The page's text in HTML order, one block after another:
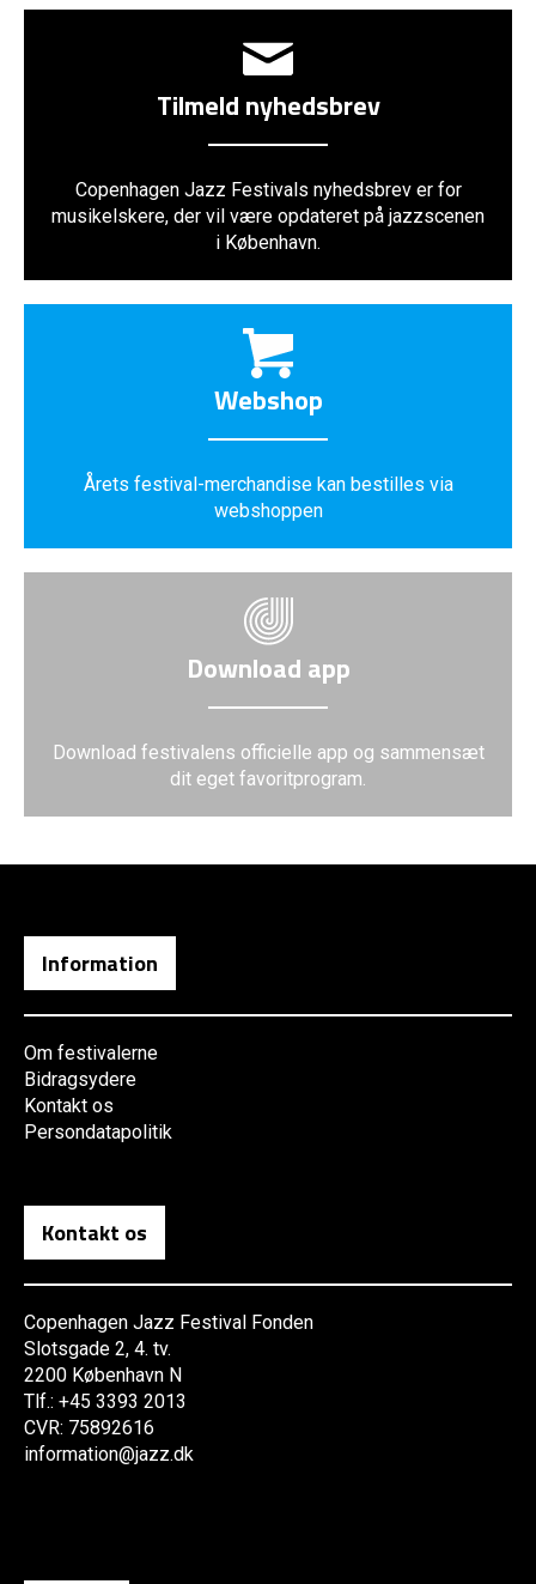
Tilmeld nyhedsbrev
Copenhagen Jazz Festivals nyhedsbrev er for
musikelskere, der vil være opdateret på jazzscenen
i København.
Webshop
Årets festival-merchandise kan bestilles via
webshoppen
Download app
Download festivalens officielle app og sammensæt
dit eget favoritprogram.
Information
Om festivalerne
Bidragsydere
Kontakt os
Persondatapolitik
Kontakt os
Copenhagen Jazz Festival Fonden
Slotsgade 2, 4. tv.
2200 København N
Tlf.: +45 3393 2013
CVR: 75892616
information@jazz.dk